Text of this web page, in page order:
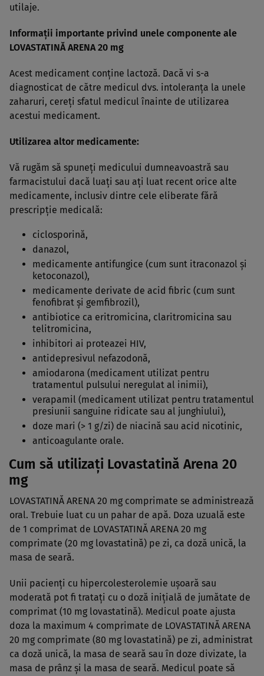
utilaje.
Informaţii importante privind unele componente ale
LOVASTATINĂ ARENA 20 mg
Acest medicament conţine lactoză. Dacă vi s-a
diagnosticat de către medicul dvs. intoleranţa la unele
zaharuri, cereţi sfatul medicul înainte de utilizarea
acestui medicament.
Utilizarea altor medicamente:
Vă rugăm să spuneţi medicului dumneavoastră sau
farmacistului dacă luaţi sau aţi luat recent orice alte
medicamente, inclusiv dintre cele eliberate fără
prescripţie medicală:
ciclosporină,
danazol,
medicamente antifungice (cum sunt itraconazol şi
ketoconazol),
medicamente derivate de acid fibric (cum sunt
fenofibrat şi gemfibrozil),
antibiotice ca eritromicina, claritromicina sau
telitromicina,
inhibitori ai proteazei HIV,
antidepresivul nefazodonă,
amiodarona (medicament utilizat pentru
tratamentul pulsului neregulat al inimii),
verapamil (medicament utilizat pentru tratamentul
presiunii sanguine ridicate sau al junghiului),
doze mari (> 1 g/zi) de niacină sau acid nicotinic,
anticoagulante orale.
Cum să utilizaţi Lovastatină Arena 20
mg
LOVASTATINĂ ARENA 20 mg comprimate se administrează
oral. Trebuie luat cu un pahar de apă. Doza uzuală este
de 1 comprimat de LOVASTATINĂ ARENA 20 mg
comprimate (20 mg lovastatină) pe zi, ca doză unică, la
masa de seară.
Unii pacienţi cu hipercolesterolemie uşoară sau
moderată pot fi trataţi cu o doză iniţială de jumătate de
comprimat (10 mg lovastatină). Medicul poate ajusta
doza la maximum 4 comprimate de LOVASTATINĂ ARENA
20 mg comprimate (80 mg lovastatină) pe zi, administrat
ca doză unică, la masa de seară sau în doze divizate, la
masa de prânz şi la masa de seară. Medicul poate să